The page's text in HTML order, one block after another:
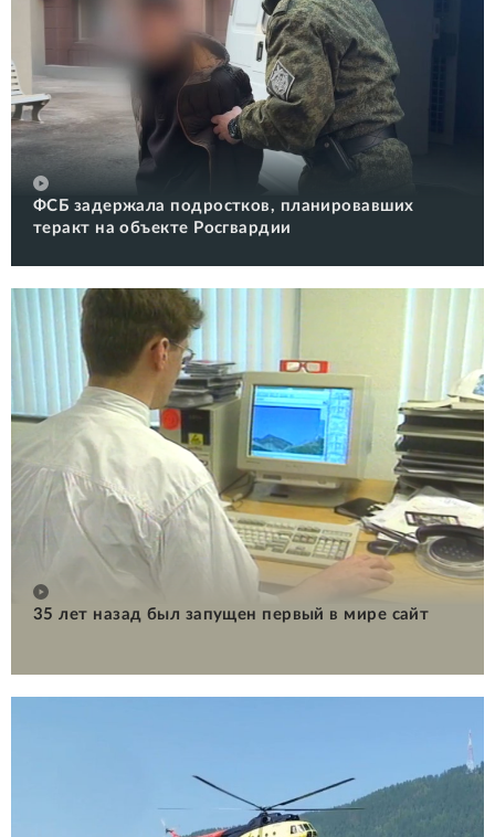
ФСБ задержала подростков, планировавших
теракт на объекте Росгвардии
35 лет назад был запущен первый в мире сайт